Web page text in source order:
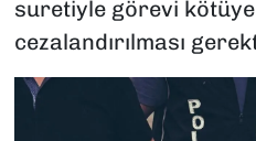
suretiyle görevi
cezalandırılması